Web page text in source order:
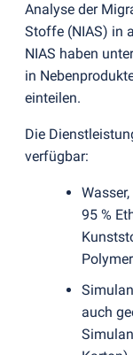
Analyse der
Stoffe (NIAS) in
NIAS haben
in
einteilen.
Die
verfügbar:
95 %
auch